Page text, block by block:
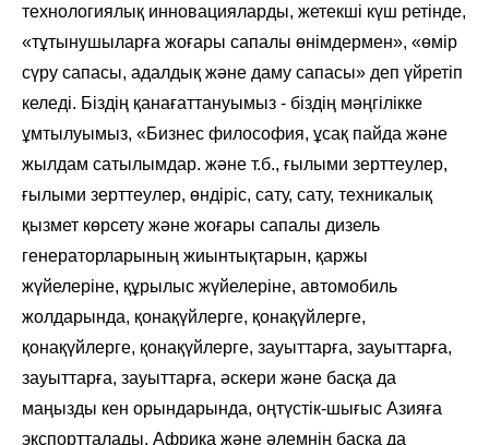
технологиялық инновацияларды, жетекші күш ретінде,
«тұтынушыларға жоғары сапалы өнімдермен», «өмір
сүру сапасы, адалдық және даму сапасы» деп үйретіп
келеді. Біздің қанағаттануымыз - біздің мәңгілікке
ұмтылуымыз, «Бизнес философия, ұсақ пайда және
жылдам сатылымдар. және т.б., ғылыми зерттеулер,
ғылыми зерттеулер, өндіріс, сату, сату, техникалық
қызмет көрсету және жоғары сапалы дизель
генераторларының жиынтықтарын, қаржы
жүйелеріне, құрылыс жүйелеріне, автомобиль
жолдарында, қонақүйлерге, қонақүйлерге,
қонақүйлерге, қонақүйлерге, зауыттарға, зауыттарға,
зауыттарға, зауыттарға, әскери және басқа да
маңызды кен орындарында, оңтүстік-шығыс Азияға
экспортталады. Африка және әлемнің басқа да